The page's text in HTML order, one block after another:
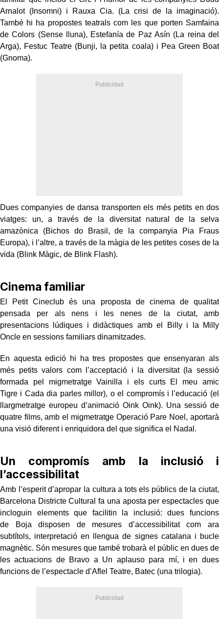
Arnalot (Insomni) i Rauxa Cia. (La crisi de la imaginació).
També hi ha propostes teatrals com les que porten Samfaina
de Colors (Sense lluna), Estefanía de Paz Asín (La reina del
Arga), Festuc Teatre (Bunji, la petita coala) i Pea Green Boat
(Gnoma).
Dues companyies de dansa transporten els més petits en dos
viatges: un, a través de la diversitat natural de la selva
amazònica (Bichos do Brasil, de la companyia Pia Fraus
Europa), i l’altre, a través de la màgia de les petites coses de la
vida (Blink Màgic, de Blink Flash).
Cinema familiar
El Petit Cineclub és una proposta de cinema de qualitat
pensada per als nens i les nenes de la ciutat, amb
presentacions lúdiques i didàctiques amb el Billy i la Milly
Oncle en sessions familiars dinamitzades.
En aquesta edició hi ha tres propostes que ensenyaran als
més petits valors com l’acceptació i la diversitat (la sessió
formada pel migmetratge Vainilla i els curts El meu amic
Tigre i Cada dia parles millor), o el compromís i l’educació (el
llargmetratge europeu d’animació Oink Oink). Una sessió de
quatre films, amb el migmetratge Operació Pare Noel, aportarà
una visió diferent i enriquidora del que significa el Nadal.
Un compromís amb la inclusió i
l’accessibilitat
Amb l’esperit d’apropar la cultura a tots els públics de la ciutat,
Barcelona Districte Cultural fa una aposta per espectacles que
incloguin elements que facilitin la inclusió: dues funcions
de Boja disposen de mesures d’accessibilitat com ara
subtítols, interpretació en llengua de signes catalana i bucle
magnètic. Són mesures que també trobarà el públic en dues de
les actuacions de Bravo a Un aplauso para mí, i en dues
funcions de l’espectacle d’Aflel Teatre, Batec (una trilogia).